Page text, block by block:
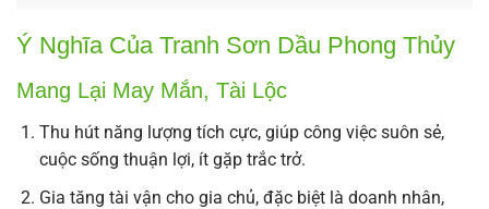
Ý Nghĩa Của Tranh Sơn Dầu Phong Thủy
Mang Lại May Mắn, Tài Lộc
Thu hút năng lượng tích cực, giúp công việc suôn sẻ,
cuộc sống thuận lợi, ít gặp trắc trở.
Gia tăng tài vận cho gia chủ, đặc biệt là doanh nhân,